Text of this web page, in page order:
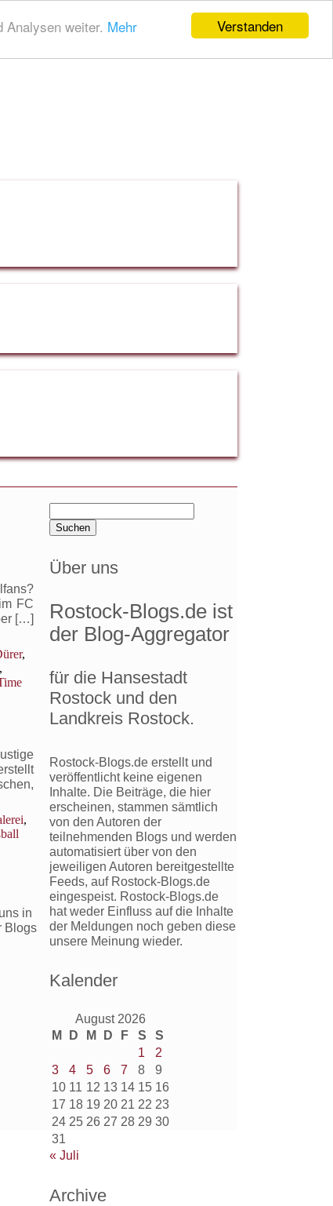
Verstanden
Analysen weiter. Mehr
FC
[…]
,
,
,
nach:
Über uns
Rostock-Blogs.de ist
der Blog-Aggregator
für die Hansestadt
Rostock und den
Landkreis Rostock.
Rostock-Blogs.de erstellt und
veröffentlicht keine eigenen
Inhalte. Die Beiträge, die hier
erscheinen, stammen sämtlich
von den Autoren der
teilnehmenden Blogs und werden
automatisiert über von den
jeweiligen Autoren bereitgestellte
Feeds, auf Rostock-Blogs.de
eingespeist. Rostock-Blogs.de
hat weder Einfluss auf die Inhalte
der Meldungen noch geben diese
unsere Meinung wieder.
Kalender
August 2026
M
D M D F S
S
1
2
3
4 5 6 7 8
9
10 11 12 13 14 15 16
17 18 19 20 21 22 23
24 25 26 27 28 29 30
31
« Juli
Archive
in
Blogs